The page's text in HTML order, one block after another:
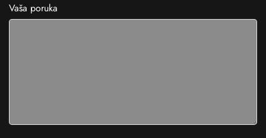
Vaša poruka